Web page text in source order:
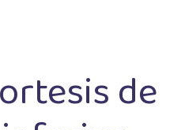
ortesis de